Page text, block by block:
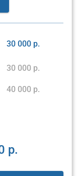
30 000 р.
30 000 р.
40 000 р.
р.